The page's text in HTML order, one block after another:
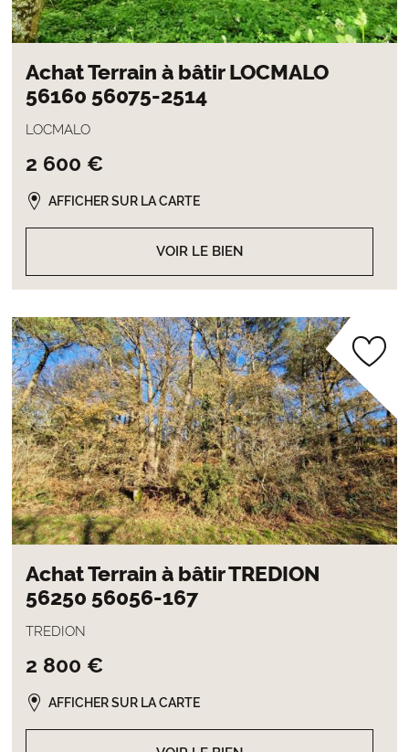
Achat Terrain à bâtir LOCMALO
56160 56075-2514
LOCMALO
2 600 €
VOIR LE BIEN
AFFICHER SUR LA CARTE
Achat Terrain à bâtir TREDION
56250 56056-167
TREDION
2 800 €
AFFICHER SUR LA CARTE